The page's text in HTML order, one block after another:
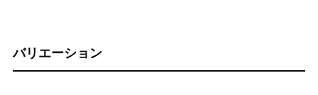
バリエーション